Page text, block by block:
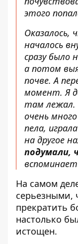
этого
Оказалось,
началось
сразу было
а потом
почве. А
момент. Я
там
очень
пела,
на другое
подумали,
На самом
серьезными,
прекратить
настолько
истощен.